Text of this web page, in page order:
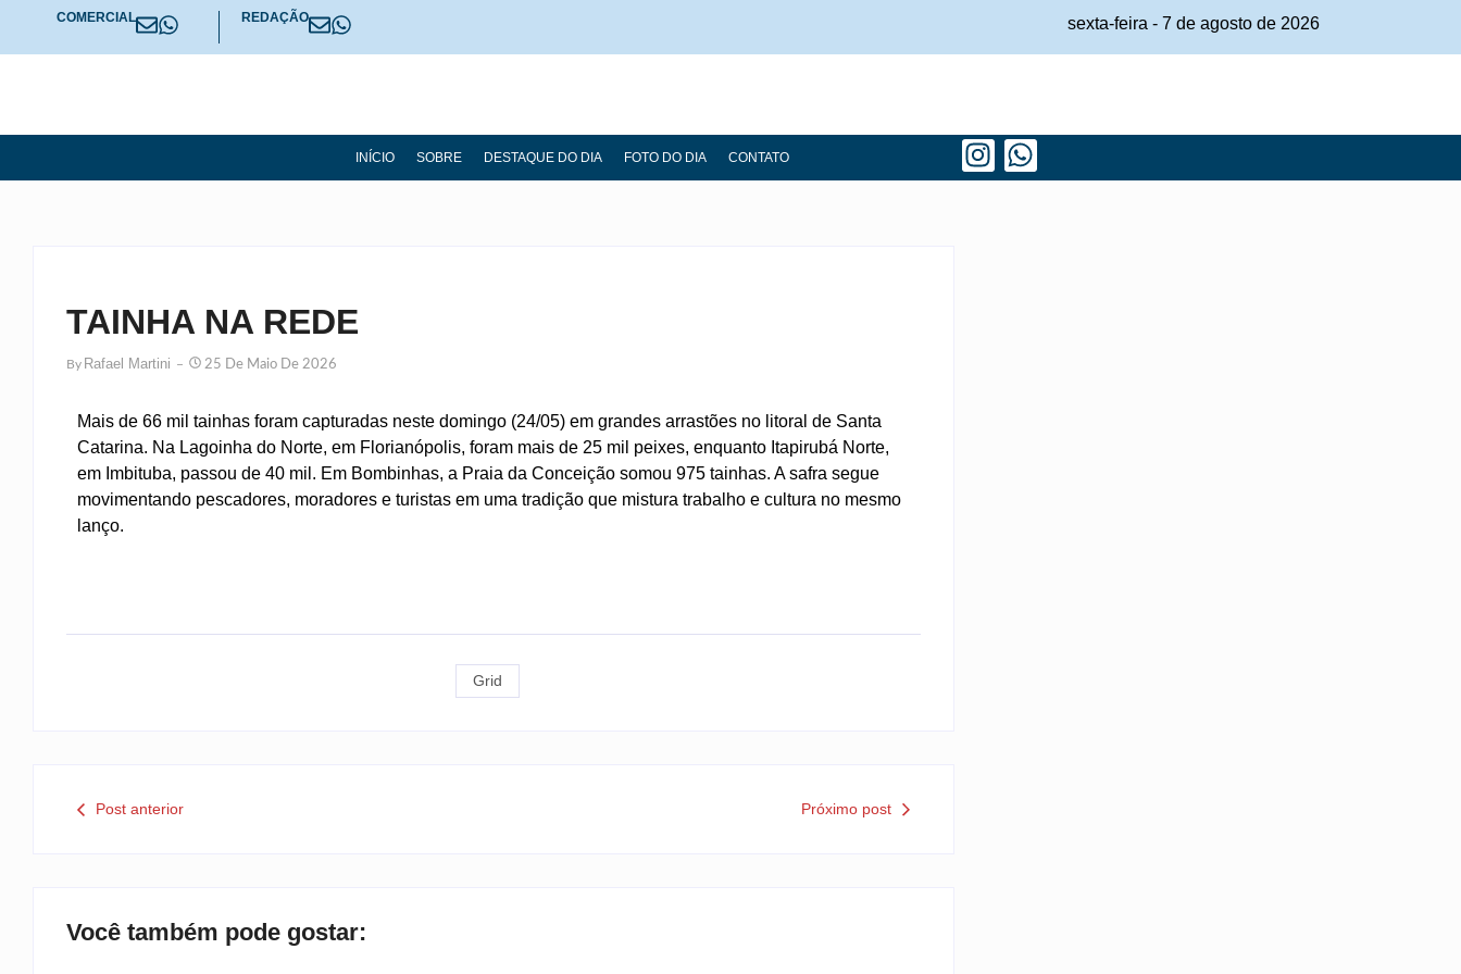
COMERCIAL REDAÇÃO sexta-feira - 7 de agosto de 2026
INÍCIO SOBRE DESTAQUE DO DIA FOTO DO DIA CONTATO
TAINHA NA REDE
By Rafael Martini 25 De Maio De 2026
Mais de 66 mil tainhas foram capturadas neste domingo (24/05) em grandes arrastões no litoral de Santa
Catarina. Na Lagoinha do Norte, em Florianópolis, foram mais de 25 mil peixes, enquanto Itapirubá Norte,
em Imbituba, passou de 40 mil. Em Bombinhas, a Praia da Conceição somou 975 tainhas. A safra segue
movimentando pescadores, moradores e turistas em uma tradição que mistura trabalho e cultura no mesmo
lanço.
Grid
Post anterior Próximo post
Você também pode gostar: